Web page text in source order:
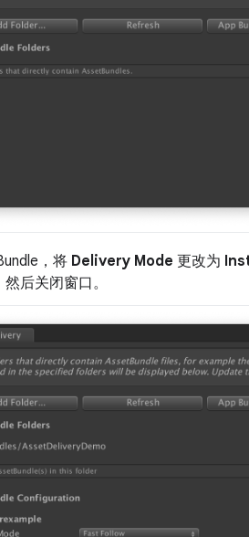
，将 Delivery Mode 更改为
后关闭窗口。